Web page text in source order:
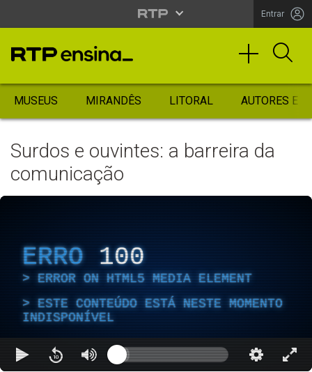
Entrar
MUSEUS MIRANDÊS LITORAL AUTORES
Surdos e ouvintes: a barreira da
comunicação
ERRO 100
ERROR ON HTML5 MEDIA ELEMENT
ESTE CONTEÚDO ESTÁ NESTE MOMENTO
INDISPONÍVEL